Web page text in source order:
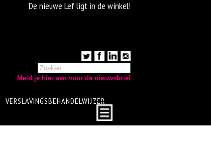
De nieuwe Lef ligt in de winkel!
Meld je hier aan voor de nieuwsbrief
VERSLAVINGSBEHANDELWIJZER